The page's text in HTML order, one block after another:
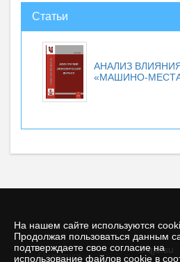
На нашем сайте используются
Продолжая пользоваться данным
подтверждаете свое согласие на
использование файлов cookie в
Статьи
АНАЛИЗ
«МАШИНО-
© qje.su
Политика